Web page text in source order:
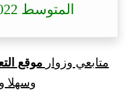
المتوسط 2022 – BEM 2022
متابعي وزوار موقع
وسهلا